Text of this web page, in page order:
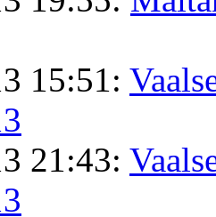
15:51:
21:43: